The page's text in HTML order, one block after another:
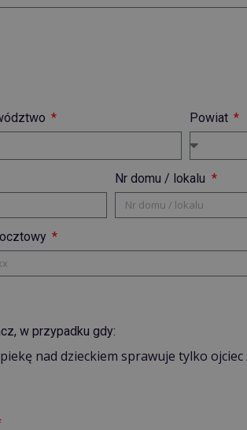
Powiat
Nr domu / lokalu
w przypadku gdy:
nad dzieckiem sprawuje tylko